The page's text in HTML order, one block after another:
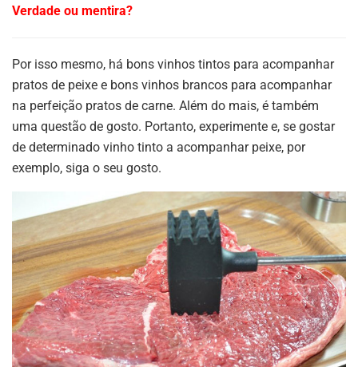
Verdade ou mentira?
Por isso mesmo, há bons vinhos tintos para acompanhar
pratos de peixe e bons vinhos brancos para acompanhar
na perfeição pratos de carne. Além do mais, é também
uma questão de gosto. Portanto, experimente e, se gostar
de determinado vinho tinto a acompanhar peixe, por
exemplo, siga o seu gosto.